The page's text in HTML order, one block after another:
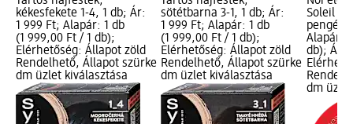
kékesfekete 1-4, 1 db; Ár:
1 999 Ft; Alapár: 1 db
(1 999,00 Ft / 1 db);
Elérhetőség: Állapot zöld
Rendelhető, Állapot szürke
dm üzlet kiválasztása
sötétbarna 3-1, 1 db; Ár:
1 999 Ft; Alapár: 1 db
(1 999,00 Ft / 1 db);
Elérhetőség: Állapot zöld
Rendelhető, Állapot szürke
dm üzlet kiválasztása
Soleil
pengés,
Alapár:
db);
dm